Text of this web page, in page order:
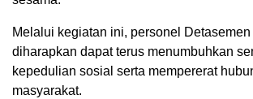
Melalui kegiatan ini, personel
diharapkan dapat terus menumbuhkan
kepedulian sosial serta mempererat
masyarakat.